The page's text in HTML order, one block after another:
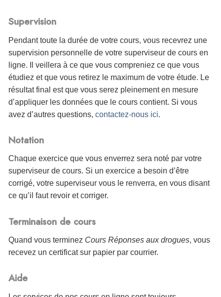
Supervision
Pendant toute la durée de votre cours, vous recevrez une
supervision personnelle de votre superviseur de cours en
ligne. Il veillera à ce que vous compreniez ce que vous
étudiez et que vous retirez le maximum de votre étude. Le
résultat final est que vous serez pleinement en mesure
d’appliquer les données que le cours contient. Si vous
avez d’autres questions, contactez-nous ici.
Notation
Chaque exercice que vous enverrez sera noté par votre
superviseur de cours. Si un exercice a besoin d’être
corrigé, votre superviseur vous le renverra, en vous disant
ce qu’il faut revoir et corriger.
Terminaison de cours
Quand vous terminez Cours Réponses aux drogues, vous
recevez un certificat sur papier par courrier.
Aide